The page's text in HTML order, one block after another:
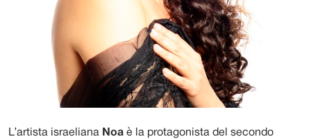
L’artista israeliana Noa è la protagonista del secondo